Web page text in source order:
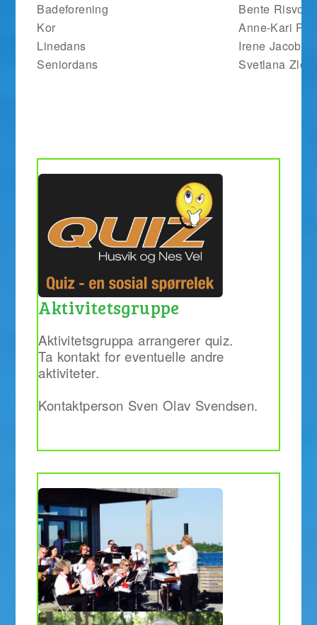
Badeforening
Bente
Kor
Anne-Kari
Linedans
Irene
Seniordans
Svetlana
Aktivitetsgruppe
Aktivitetsgruppa arrangerer quiz.
Ta kontakt for eventuelle andre
aktiviteter.
Kontaktperson Sven Olav Svendsen.